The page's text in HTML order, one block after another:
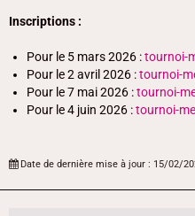
Inscriptions :
Pour le 5 mars 2026 :tournoi-
Pour le 2 avril 2026 :tournoi-
Pour le 7 mai 2026 :tournoi-
Pour le 4 juin 2026 :tournoi-
Date de dernière mise à jour : 15/02/